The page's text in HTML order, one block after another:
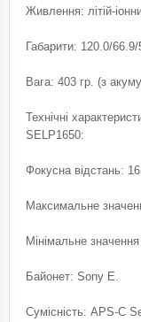
Живлення: літій-
Габарити: 120.0/
Вага: 403 гр. (з
Технічні
SELP1650:
Фокусна відстань:
Максимальне
Мінімальне
Байонет: Sony E.
Сумісність: APS-C